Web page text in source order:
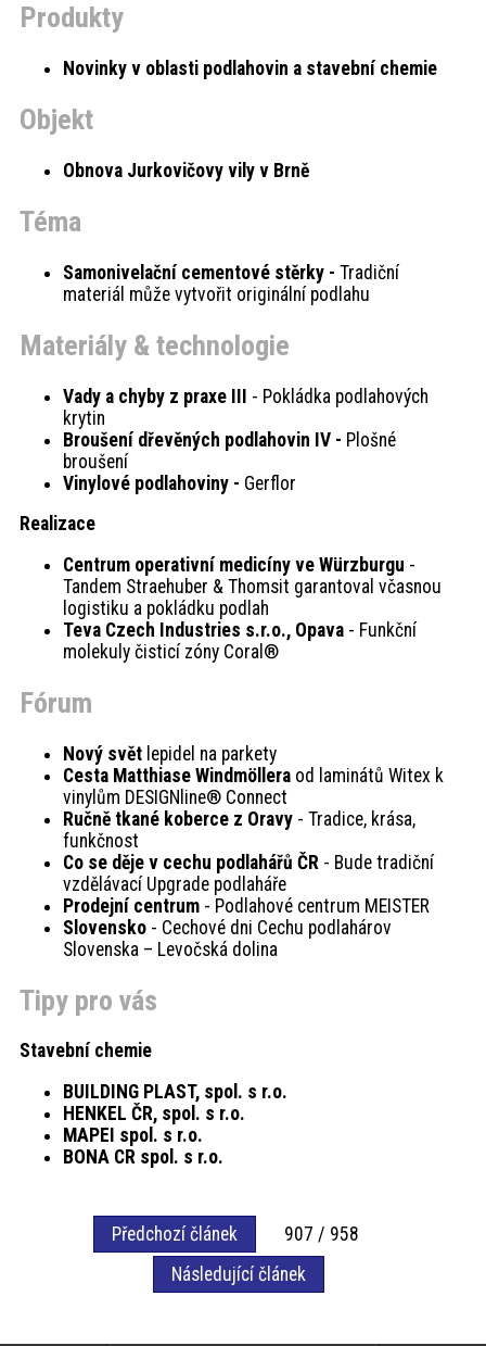
Produkty
Novinky v oblasti podlahovin a stavební chemie
Objekt
Obnova Jurkovičovy vily v Brně
Téma
Samonivelační cementové stěrky - Tradiční
materiál může vytvořit originální podlahu
Materiály & technologie
Vady a chyby z praxe III - Pokládka podlahových
krytin
Broušení dřevěných podlahovin IV - Plošné
broušení
Vinylové podlahoviny - Gerflor
Realizace
Centrum operativní medicíny ve Würzburgu -
Tandem Straehuber & Thomsit garantoval včasnou
logistiku a pokládku podlah
Teva Czech Industries s.r.o., Opava- Funkční
molekuly čisticí zóny Coral®
Fórum
Nový světlepidel na parkety
Cesta Matthiase Windmölleraod laminátů Witex k
vinylům DESIGNline® Connect
Ručně tkané koberce z Oravy- Tradice, krása,
funkčnost
Co se děje v cechu podlahářů ČR - Bude tradiční
vzdělávací Upgrade podlaháře
Prodejní centrum- Podlahové centrum MEISTER
Slovensko- Cechové dni Cechu podlahárov
Slovenska – Levočská dolina
Tipy pro vás
Stavební chemie
BUILDING PLAST, spol. s r.o.
HENKEL ČR, spol. s r.o.
MAPEI spol. s r.o.
BONA CR spol. s r.o.
Předchozí článek
907 / 958
Následující článek